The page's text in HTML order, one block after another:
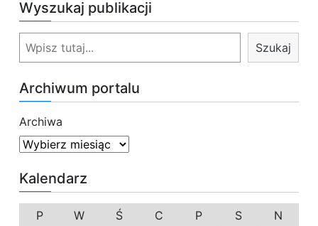
Wyszukaj publikacji
k
j
Szukaj
Archiwum portalu
Archiwa
Kalendarz
P W Ś C P S
N